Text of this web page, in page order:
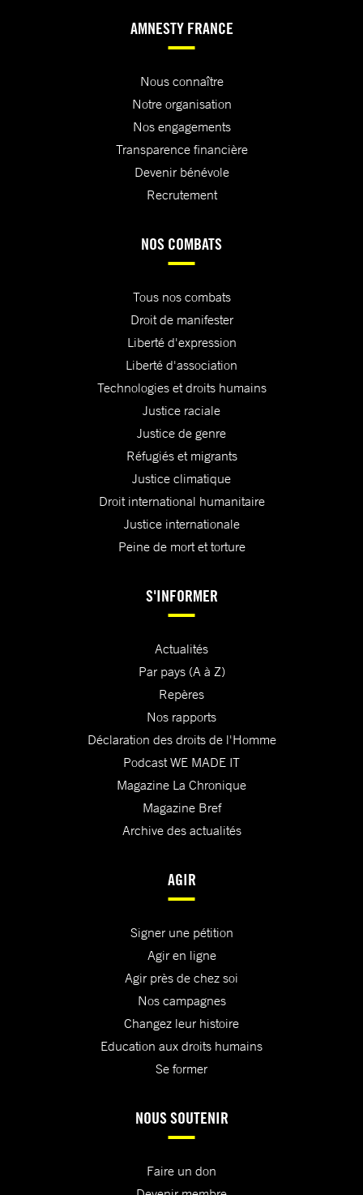
AMNESTY FRANCE
Nous connaître
Notre organisation
Nos engagements
Transparence financière
Devenir bénévole
Recrutement
NOS COMBATS
Tous nos combats
Droit de manifester
Liberté d'expression
Liberté d'association
Technologies et droits humains
Justice raciale
Justice de genre
Réfugiés et migrants
Justice climatique
Droit international humanitaire
Justice internationale
Peine de mort et torture
S'INFORMER
Actualités
Par pays (A à Z)
Repères
Nos rapports
Déclaration des droits de l'Homme
Podcast WE MADE IT
Magazine La Chronique
Magazine Bref
Archive des actualités
AGIR
Signer une pétition
Agir en ligne
Agir près de chez soi
Nos campagnes
Changez leur histoire
Education aux droits humains
Se former
NOUS SOUTENIR
Faire un don